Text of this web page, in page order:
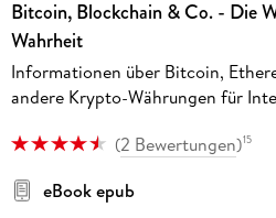
Bitcoin, Blockchain & Co. - Die
Wahrheit
Informationen über Bitcoin,
andere Krypto-Währungen für
(2 Bewertungen)15
eBook epub